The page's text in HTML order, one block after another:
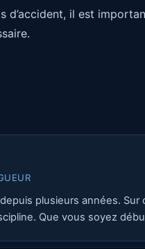
d’accident, il est
plusieurs années.
Que vous soyez